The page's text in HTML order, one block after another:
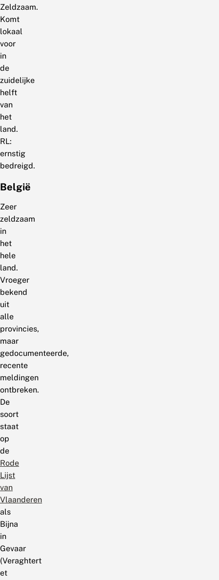
Zeldzaam.
Komt
lokaal
voor
in
de
zuidelijke
helft
van
het
land.
RL:
ernstig
bedreigd.
België
Zeer
zeldzaam
in
het
hele
land.
Vroeger
bekend
uit
alle
provincies,
maar
gedocumenteerde,
recente
meldingen
ontbreken.
De
soort
staat
op
de
Rode
Lijst
van
Vlaanderen
als
Bijna
in
Gevaar
(Veraghtert
et